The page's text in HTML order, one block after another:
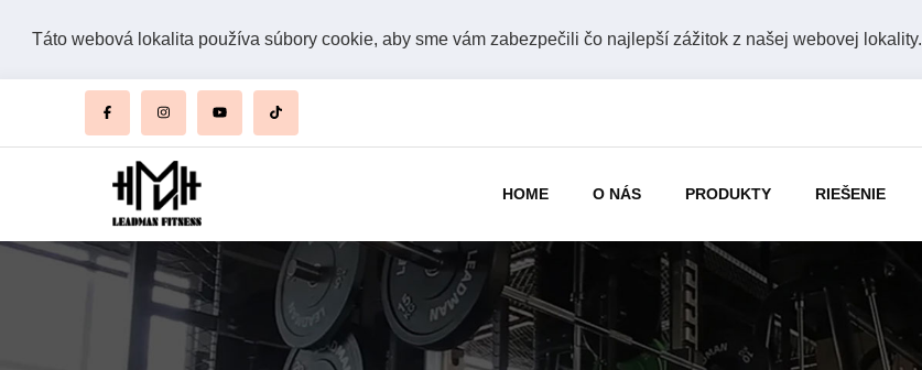
Táto webová lokalita používa súbory cookie, aby sme vám zabezpečili čo najlepší zážitok z našej webovej lokality.
HOME O NÁS PRODUKTY RIEŠENIE